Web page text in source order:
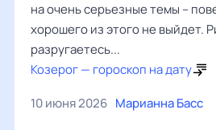
на очень серьезные темы –
хорошего из этого не выйдет.
разругаетесь...
Козерог — гороскоп на дату
10 июня 2026 Марианна Басс